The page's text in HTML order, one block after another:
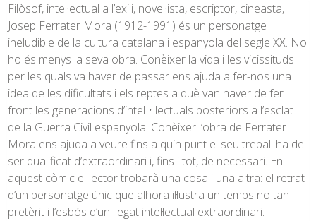
Filòsof, intel·lectual a l’exili, novel·lista, escriptor, cineasta,
Josep Ferrater Mora (1912-1991) és un personatge
ineludible de la cultura catalana i espanyola del segle XX. No
ho és menys la seva obra. Conèixer la vida i les vicissituds
per les quals va haver de passar ens ajuda a fer-nos una
idea de les dificultats i els reptes a què van haver de fer
front les generacions d’intel • lectuals posteriors a l’esclat
de la Guerra Civil espanyola. Conèixer l’obra de Ferrater
Mora ens ajuda a veure fins a quin punt el seu treball ha de
ser qualificat d’extraordinari i, fins i tot, de necessari. En
aquest còmic el lector trobarà una cosa i una altra: el retrat
d’un personatge únic que alhora il·lustra un temps no tan
pretèrit i l’esbós d’un llegat intel·lectual extraordinari.